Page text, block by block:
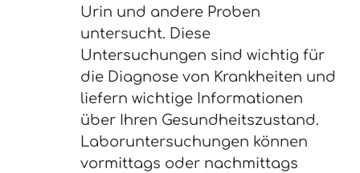
Urin und andere Proben
untersucht. Diese
Untersuchungen sind wichtig für
die Diagnose von Krankheiten und
liefern wichtige Informationen
über Ihren Gesundheitszustand.
Laboruntersuchungen können
vormittags oder nachmittags